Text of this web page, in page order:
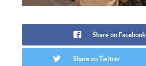
Share on Facebook
Share on Twitter